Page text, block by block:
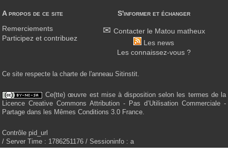
A propos de ce site
Remerciements
Participez et contribuez
S'informer et échanger
Contacter le Matou matheux
Les news
Les connaissez-vous ?
Ce site respecte la charte de l'anneau Sitinstit.
Ce(tte) œuvre est mise à disposition selon les termes de la
Licence Creative Commons Attribution - Pas d’Utilisation Commerciale -
Partage dans les Mêmes Conditions 3.0 France.
Contrôle pid_url
/ Server Time : 1786251176 / Sessioninfo : a